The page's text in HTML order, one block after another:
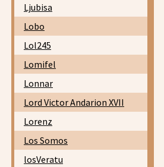
Ljubisa
Lobo
Lol245
Lomifel
Lonnar
Lord Victor Andarion XVII
Lorenz
Los Somos
losVeratu